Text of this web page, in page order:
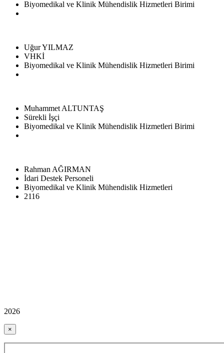
Biyomedikal ve Klinik Mühendislik Hizmetleri Birimi
Uğur YILMAZ
VHKİ
Biyomedikal ve Klinik Mühendislik Hizmetleri Birimi
Muhammet ALTUNTAŞ
Sürekli İşçi
Biyomedikal ve Klinik Mühendislik Hizmetleri Birimi
Rahman AĞIRMAN
İdari Destek Personeli
Biyomedikal ve Klinik Mühendislik Hizmetleri
2116
2026
×